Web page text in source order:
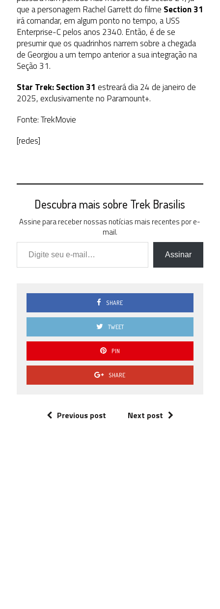
que a personagem Rachel Garrett do filme Section 31
irá comandar, em algum ponto no tempo, a USS
Enterprise-C pelos anos 2340. Então, é de se
presumir que os quadrinhos narrem sobre a chegada
de Georgiou a um tempo anterior a sua integração na
Seção 31.
Star Trek: Section 31 estreará dia 24 de janeiro de
2025, exclusivamente no Paramount+.
Fonte: TrekMovie
[redes]
Descubra mais sobre Trek Brasilis
Assine para receber nossas notícias mais recentes por e-
mail.
Digite seu e-mail…
Assinar
SHARE
TWEET
PIN
SHARE
Previous post Next post